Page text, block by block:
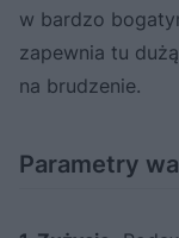
w bardzo
zapewnia tu
na brudzenie.
Parametry